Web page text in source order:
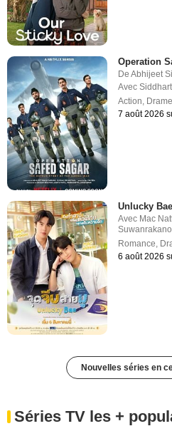
Operation
DeAbhijeet
Avec
Action, Drame
7 août 2026
Unlucky Bae
Avec Mac
Romance,
6 août 2026
Nouvelles séries en
Séries TV les +